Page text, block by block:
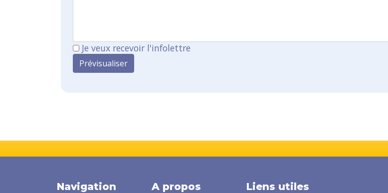
Je veux recevoir l'infolettre
Navigation
A propos
Liens utiles